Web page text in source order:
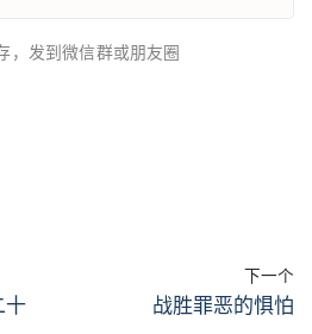
，发到微信群或朋友圈
十
下一个
战胜罪恶的惧怕